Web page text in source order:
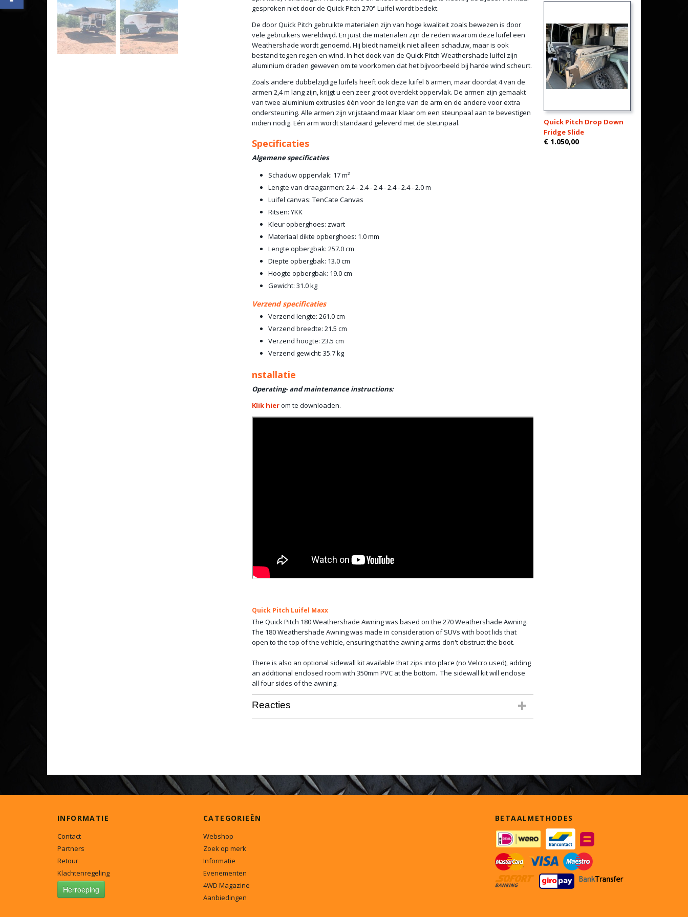
gesproken niet door de Quick Pitch 270° Luifel wordt bedekt.
De door Quick Pitch gebruikte materialen zijn van hoge kwaliteit zoals bewezen is door
vele gebruikers wereldwijd. En juist die materialen zijn de reden waarom deze luifel een
Weathershade wordt genoemd. Hij biedt namelijk niet alleen schaduw, maar is ook
bestand tegen regen en wind. In het doek van de Quick Pitch Weathershade luifel zijn
aluminium draden geweven om te voorkomen dat het bijvoorbeeld bij harde wind scheurt.
Zoals andere dubbelzijdige luifels heeft ook deze luifel 6 armen, maar doordat 4 van de
armen 2,4 m lang zijn, krijgt u een zeer groot overdekt oppervlak. De armen zijn gemaakt
van twee aluminium extrusies één voor de lengte van de arm en de andere voor extra
ondersteuning. Alle armen zijn vrijstaand maar klaar om een steunpaal aan te bevestigen
indien nodig. Eén arm wordt standaard geleverd met de steunpaal.
Specificaties
Algemene specificaties
Schaduw oppervlak: 17 m²
Lengte van draagarmen: 2.4 - 2.4 - 2.4 - 2.4 - 2.4 - 2.0 m
Luifel canvas: TenCate Canvas
Ritsen: YKK
Kleur opberghoes: zwart
Materiaal dikte opberghoes: 1.0 mm
Lengte opbergbak: 257.0 cm
Diepte opbergbak: 13.0 cm
Hoogte opbergbak: 19.0 cm
Gewicht: 31.0 kg
Verzend specificaties
Verzend lengte: 261.0 cm
Verzend breedte: 21.5 cm
Verzend hoogte: 23.5 cm
Verzend gewicht: 35.7 kg
nstallatie
Operating- and maintenance instructions:
Klik hierom te downloaden.
Quick Pitch Luifel Maxx
The Quick Pitch 180 Weathershade Awning was based on the 270 Weathershade Awning.
The 180 Weathershade Awning was made in consideration of SUVs with boot lids that
open to the top of the vehicle, ensuring that the awning arms don't obstruct the boot.
‍There is also an optional sidewall kit available that zips into place (no Velcro used), adding
an additional enclosed room with 350mm PVC at the bottom. The sidewall kit will enclose
all four sides of the awning.
Reacties
Quick Pitch Drop Down
Fridge Slide
€ 1.050,00
INFORMATIE
Contact
Partners
Retour
Klachtenregeling
Herroeping
CATEGORIEËN
Webshop
Zoek op merk
Informatie
Evenementen
4WD Magazine
Aanbiedingen
BETAALMETHODES